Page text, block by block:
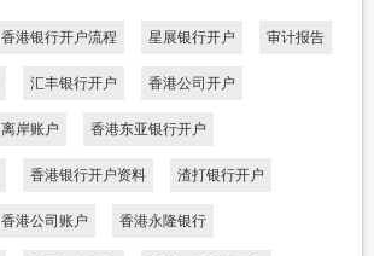
香港银行开户流程 星展银行开户 审计报告
汇丰银行开户 香港公司开户
离岸账户 香港东亚银行开户
香港银行开户资料 渣打银行开户
香港公司账户 香港永隆银行